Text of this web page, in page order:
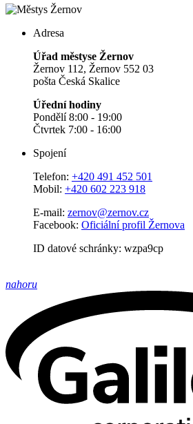
Adresa
Úřad městyse Žernov
Žernov 112, Žernov 552 03
pošta Česká Skalice
Úřední hodiny
Pondělí 8:00 - 19:00
Čtvrtek 7:00 - 16:00
Spojení
Telefon: +420 491 452 501
Mobil: +420 602 223 918
E-mail: zernov@zernov.cz
Facebook: Oficiální profil Žernova
ID datové schránky: wzpa9cp
nahoru